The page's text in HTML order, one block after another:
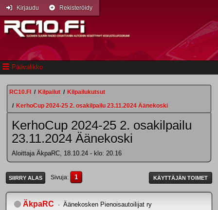
Päävalikko
Kirjaudu Rekisteröidy
RC10.FI / Kilpailut / Kilpailukutsut
/ KerhoCup 2024-25 2. osakilpailu 23.11.2024 Äänekoski
KerhoCup 2024-25 2. osakilpailu
23.11.2024 Äänekoski
Aloittaja ÄkpaRC, 18.10.24 - klo: 20.16
SIIRRY ALAS Sivuja 1 KÄYTTÄJÄN TOIMET
ÄkpaRC Äänekosken Pienoisautoilijat ry